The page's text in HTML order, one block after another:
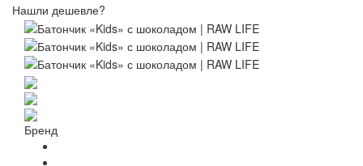
Нашли дешевле?
Бренд